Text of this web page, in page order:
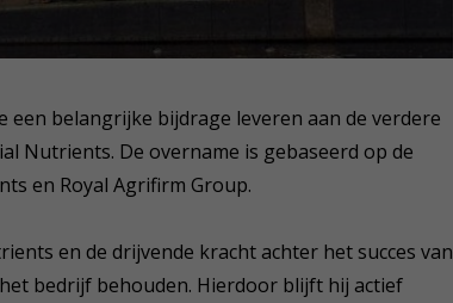
een belangrijke bijdrage leveren aan de verdere
Nutrients. De overname is gebaseerd op de
en Royal Agrifirm Group.
en de drijvende kracht achter het succes van
bedrijf behouden. Hierdoor blijft hij actief